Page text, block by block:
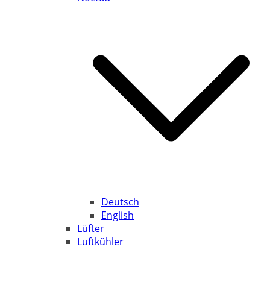
Deutsch
English
Lüfter
Luftkühler